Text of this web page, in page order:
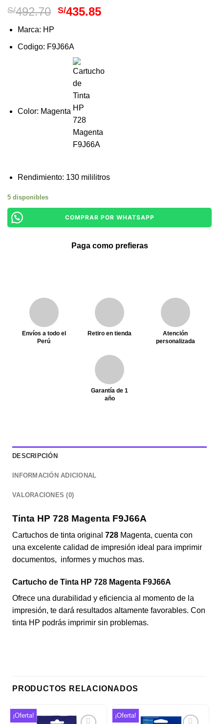
S/492.70 El
era:
S/492.70.
S/435.85El
Marca: HP
Codigo: F9J66A
Color: Magenta
Rendimiento: 130 mililitros
5 disponibles
COMPRAR POR WHATSAPP
Paga como prefieras
Envíos a todo el
Perú
Retiro en tienda
Atención
personalizada
Garantía de 1
año
DESCRIPCIÓN
INFORMACIÓN ADICIONAL
VALORACIONES (0)
Tinta HP 728 Magenta F9J66A
Cartuchos de tinta original 728 Magenta, cuenta con
una excelente calidad de impresión ideal para imprimir
documentos, informes y muchos mas.
Cartucho de Tinta HP 728 Magenta F9J66A
Ofrece una durabilidad y eficiencia al momento de la
impresión, te dará resultados altamente favorables. Con
tinta HP podrás imprimir sin problemas.
PRODUCTOS RELACIONADOS
¡Oferta! ¡Oferta!